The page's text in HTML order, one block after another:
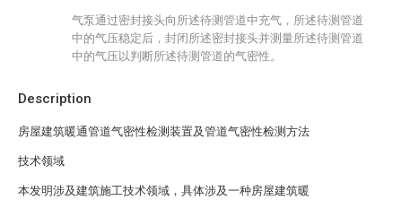
Description
房屋建筑暖通管道气密性检测装置及管道气密性检测方法
技术领域
本发明涉及建筑施工技术领域，具体涉及一种房屋建筑暖
气泵通过密封接头向所述待测管道中充气，所述待测管道
中的气压稳定后，封闭所述密封接头并测量所述待测管道
中的气压以判断所述待测管道的气密性。